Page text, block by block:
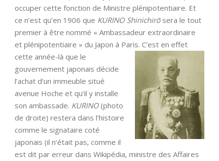
occuper cette fonction de Ministre plénipotentiaire. Et
ce n’est qu’en 1906 que KURINO Shinichirōsera le tout
premier à être nommé « Ambassadeur extraordinaire
et plénipotentiaire » du Japon à Paris. C’est en effet
cette année-là que le
gouvernement japonais décide
l’achat d’un immeuble situé
avenue Hoche et qu’il y installe
son ambassade. KURINO(photo
de droite) restera dans l’histoire
comme le signataire coté
japonais (il n’était pas, comme il
est dit par erreur dans Wikipédia, ministre des Affaires